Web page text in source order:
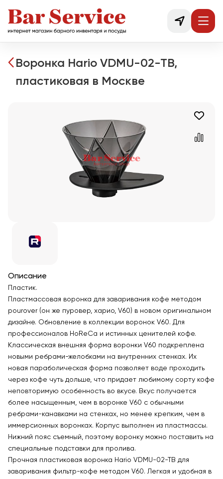
Воронка Hario VDMU-02-TB,
пластиковая в Москве
Описание
Пластик.
Пластмассовая воронка для заваривания кофе методом
pourover (он же пуровер, харио, V60) в новом оригинальном
дизайне. Обновление в коллекции воронок V60. Для
профессионалов HoReCa и истинных ценителей кофе.
Классическая внешняя форма воронки V60 подкреплена
новыми ребрами-желобками на внутренних стенках. Их
новая параболическая форма позволяет воде проходить
через кофе чуть дольше, что придает любимому сорту кофе
неповторимую особенность во вкусе. Вкус получается
более насыщенным, чем в воронке V60 с обычными
ребрами-канавками на стенках, но менее крепким, чем в
иммерсионных воронках. Корпус выполнен из пластмассы.
Нижний пояс съемный, поэтому воронку можно поставить на
специальные подставки для пролива.
Прочная пластиковая воронка Hario VDMU-02-TB для
заваривания фильтр-кофе методом V60. Легкая и удобная в